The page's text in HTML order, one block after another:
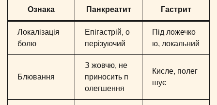
Ознака Панкреатит Гастрит
Локалізація
болю
Епігастрій, о
перізуючий
Під ложечко
ю, локальний
Блювання
З жовчю, не
приносить п
олегшення
Кисле, полег
шує